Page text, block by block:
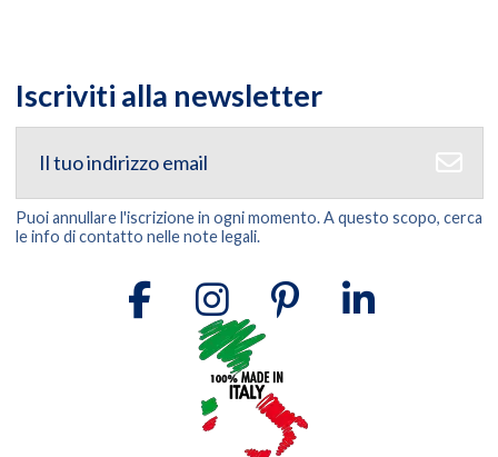
Iscriviti alla newsletter
Puoi annullare l'iscrizione in ogni momento. A questo scopo, cerca
le info di contatto nelle note legali.